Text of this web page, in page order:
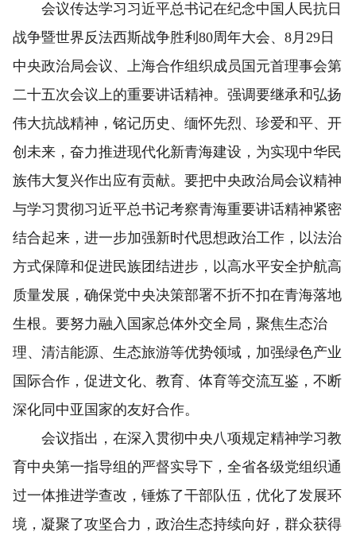
会议传达学习习近平总书记在纪念中国人民抗日
战争暨世界反法西斯战争胜利80周年大会、8月29日
中央政治局会议、上海合作组织成员国元首理事会第
二十五次会议上的重要讲话精神。强调要继承和弘扬
伟大抗战精神，铭记历史、缅怀先烈、珍爱和平、开
创未来，奋力推进现代化新青海建设，为实现中华民
族伟大复兴作出应有贡献。要把中央政治局会议精神
与学习贯彻习近平总书记考察青海重要讲话精神紧密
结合起来，进一步加强新时代思想政治工作，以法治
方式保障和促进民族团结进步，以高水平安全护航高
质量发展，确保党中央决策部署不折不扣在青海落地
生根。要努力融入国家总体外交全局，聚焦生态治
理、清洁能源、生态旅游等优势领域，加强绿色产业
国际合作，促进文化、教育、体育等交流互鉴，不断
深化同中亚国家的友好合作。
会议指出，在深入贯彻中央八项规定精神学习教
育中央第一指导组的严督实导下，全省各级党组织通
过一体推进学查改，锤炼了干部队伍，优化了发展环
境，凝聚了攻坚合力，政治生态持续向好，群众获得